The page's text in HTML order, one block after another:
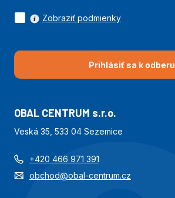
Prihlásiť sa k odberu
Zobraziť podmienky
OBAL CENTRUM s.r.o.
Veská 35, 533 04 Sezemice
+420 466 971 391
obchod@obal-centrum.cz